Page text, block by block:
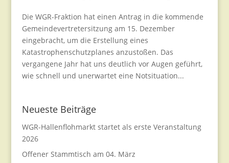
Die WGR-Fraktion hat einen Antrag in die kommende
Gemeindevertretersitzung am 15. Dezember
eingebracht, um die Erstellung eines
Katastrophenschutzplanes anzustoßen. Das
vergangene Jahr hat uns deutlich vor Augen geführt,
wie schnell und unerwartet eine Notsituation...
Neueste Beiträge
WGR-Hallenflohmarkt startet als erste Veranstaltung
2026
Offener Stammtisch am 04. März